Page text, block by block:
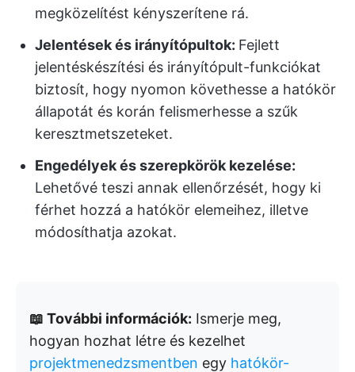
megközelítést kényszerítene rá.
Jelentések és irányítópultok: Fejlett
jelentéskészítési és irányítópult-funkciókat
biztosít, hogy nyomon követhesse a hatókör
állapotát és korán felismerhesse a szűk
keresztmetszeteket.
Engedélyek és szerepkörök kezelése:
Lehetővé teszi annak ellenőrzését, hogy ki
férhet hozzá a hatókör elemeihez, illetve
módosíthatja azokat.
📖 További információk: Ismerje meg,
hogyan hozhat létre és kezelhet
projektmenedzsmentben egy hatókör-